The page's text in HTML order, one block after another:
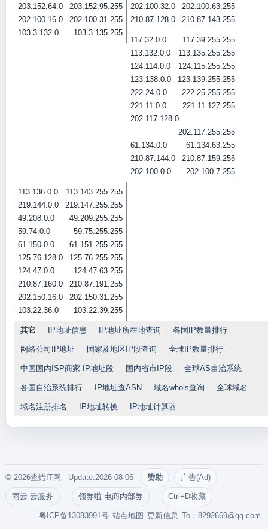
203.152.64.0
203.152.95.255
202.100.16.0
202.100.31.255
103.3.132.0
103.3.135.255
202.100.32.0
202.100.63.255
210.87.128.0
210.87.143.255
117.32.0.0
117.39.255.255
113.132.0.0
113.135.255.255
124.114.0.0
124.115.255.255
123.138.0.0
123.139.255.255
222.24.0.0
222.25.255.255
221.11.0.0
221.11.127.255
202.117.128.0
202.117.255.255
61.134.0.0
61.134.63.255
210.87.144.0
210.87.159.255
202.100.0.0
202.100.7.255
113.136.0.0
113.143.255.255
219.144.0.0
219.147.255.255
49.208.0.0
49.209.255.255
59.74.0.0
59.75.255.255
61.150.0.0
61.151.255.255
125.76.128.0
125.76.255.255
124.47.0.0
124.47.63.255
210.87.160.0
210.87.191.255
202.150.16.0
202.150.31.255
103.22.36.0
103.22.39.255
其它 IP地址信息 IP地址所在地查询 各国IP数量排行
网络公司IP地址 国家及地区IP段查询 全球IP数量排行
中国国内ISP商家 IP地址段 国内省市IP段 全球AS自治系统
各国自治系统排行 IP地址查ASN 域名whois查询 全球域名
域名注册排名 IP地址转换 IP地址计算器
© 2026查错IT网. Update:2026-08-06 赞助 广告(Ad)
雨云 云服务 领券啦 电商内部券 Ctrl+D收藏
To：8292669@qq.com
更新信息
站点地图
粤ICP备13083991号